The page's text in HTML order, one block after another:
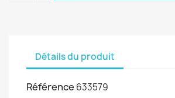
Détails du produit
Référence 633579